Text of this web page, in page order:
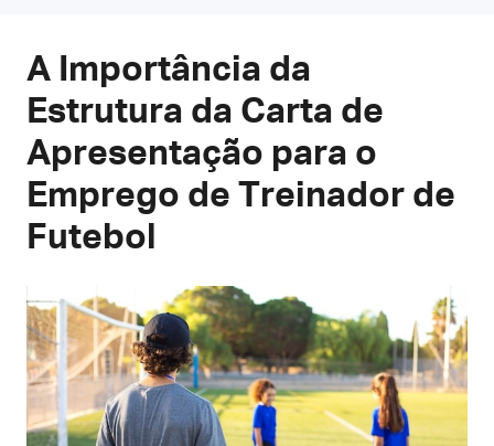
A Importância da
Estrutura da Carta de
Apresentação para o
Emprego de Treinador de
Futebol